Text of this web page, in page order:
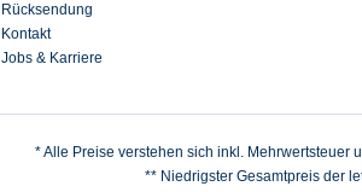
Rücksendung
Kontakt
Jobs & Karriere
* Alle Preise verstehen sich inkl. Mehrwertsteuer
** Niedrigster Gesamtpreis der